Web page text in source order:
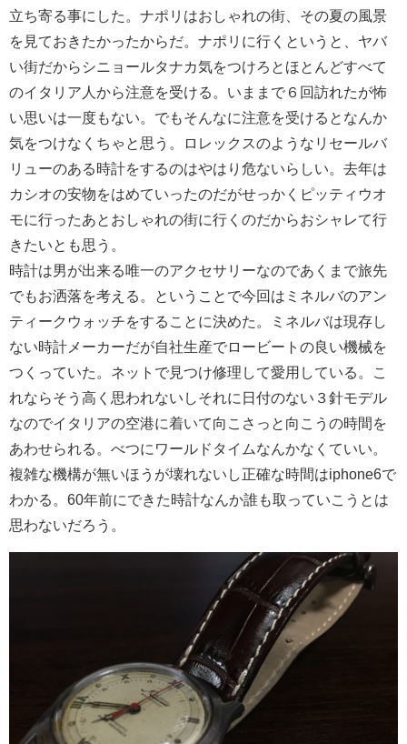
立ち寄る事にした。ナポリはおしゃれの街、その夏の風景
を見ておきたかったからだ。ナポリに行くというと、ヤバ
い街だからシニョールタナカ気をつけろとほとんどすべて
のイタリア人から注意を受ける。いままで６回訪れたが怖
い思いは一度もない。でもそんなに注意を受けるとなんか
気をつけなくちゃと思う。ロレックスのようなリセールバ
リューのある時計をするのはやはり危ないらしい。去年は
カシオの安物をはめていったのだがせっかくピッティウオ
モに行ったあとおしゃれの街に行くのだからおシャレて行
きたいとも思う。
時計は男が出来る唯一のアクセサリーなのであくまで旅先
でもお洒落を考える。ということで今回はミネルバのアン
ティークウォッチをすることに決めた。ミネルバは現存し
ない時計メーカーだが自社生産でロービートの良い機械を
つくっていた。ネットで見つけ修理して愛用している。こ
れならそう高く思われないしそれに日付のない３針モデル
なのでイタリアの空港に着いて向こさっと向こうの時間を
あわせられる。べつにワールドタイムなんかなくていい。
複雑な機構が無いほうが壊れないし正確な時間はiphone6で
わかる。60年前にできた時計なんか誰も取っていこうとは
思わないだろう。